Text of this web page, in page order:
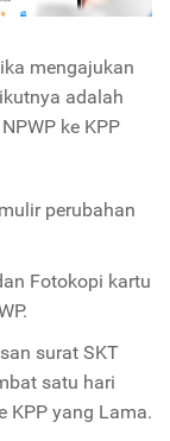
mengajukan
adalah
ke KPP
perubahan
Fotokopi kartu
surat SKT
satu hari
KPP yang Lama.